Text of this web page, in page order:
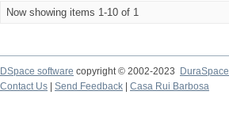
Now showing items 1-10 of 1
DSpace software copyright © 2002-2023
DuraSpace
Contact Us
Send Feedback Casa Rui Barbosa